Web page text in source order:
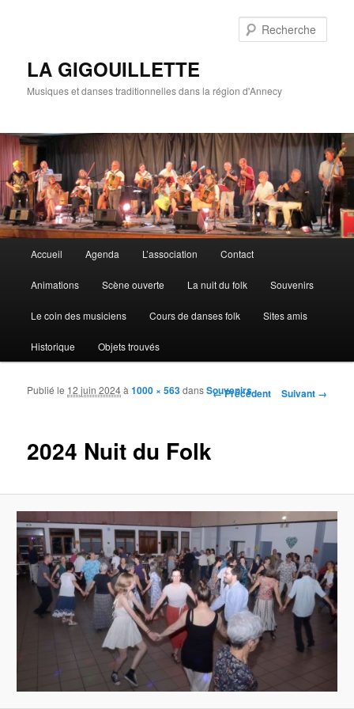
LA GIGOUILLETTE
Musiques et danses traditionnelles dans la région d'Annecy
Aller au contenu principal
Aller au contenu secondaire
Accueil Agenda L’association Contact
Animations Scène ouverte La nuit du folk Souvenirs
Le coin des musiciens Cours de danses folk Sites amis
Historique Objets trouvés
Navigation des images
← Précédent Suivant →
2024 Nuit du Folk
Publié le 12 juin 2024à1000 × 563dansSouvenirs